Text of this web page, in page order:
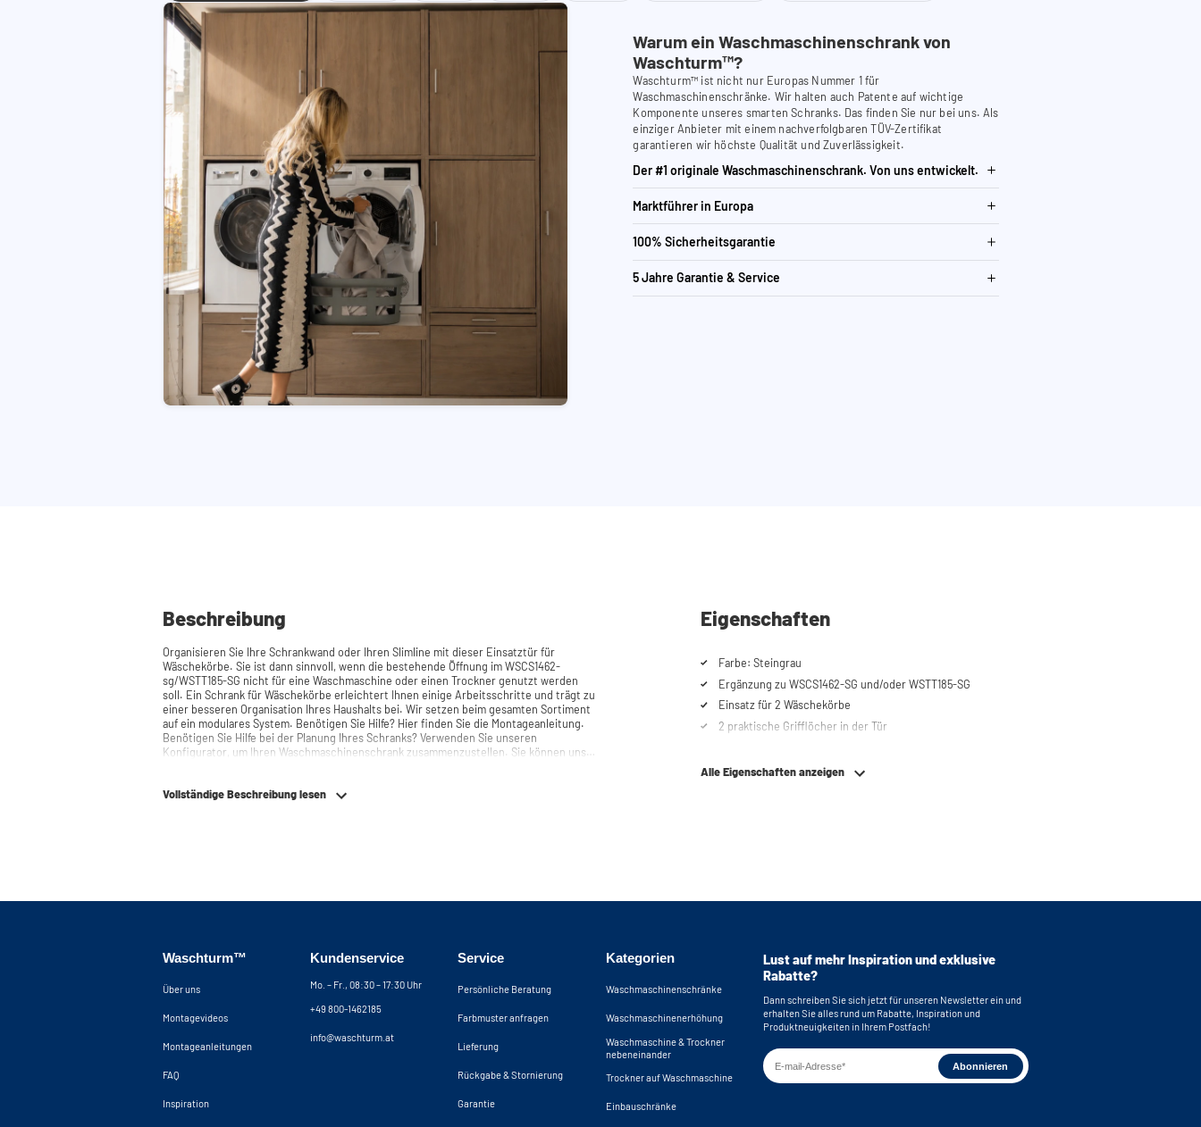
Warum ein Waschmaschinenschrank von
Waschturm™?
Waschturm™ ist nicht nur Europas Nummer 1 für
Waschmaschinenschränke. Wir halten auch Patente auf wichtige
Komponente unseres smarten Schranks. Das finden Sie nur bei uns. Als
einziger Anbieter mit einem nachverfolgbaren TÜV-Zertifikat
garantieren wir höchste Qualität und Zuverlässigkeit.
Der #1 originale Waschmaschinenschrank. Von uns entwickelt.
Marktführer in Europa
100% Sicherheitsgarantie
5 Jahre Garantie & Service
Beschreibung
Organisieren Sie Ihre Schrankwand oder Ihren Slimline mit dieser Einsatztür für
Wäschekörbe. Sie ist dann sinnvoll, wenn die bestehende Öffnung im WSCS1462-
sg/WSTT185-SG nicht für eine Waschmaschine oder einen Trockner genutzt werden
soll. Ein Schrank für Wäschekörbe erleichtert Ihnen einige Arbeitsschritte und trägt zu
einer besseren Organisation Ihres Haushalts bei. Wir setzen beim gesamten Sortiment
auf ein modulares System. Benötigen Sie Hilfe? Hier finden Sie die Montageanleitung.
Benötigen Sie Hilfe bei der Planung Ihres Schranks? Verwenden Sie unseren
Konfigurator, um Ihren Waschmaschinenschrank zusammenzustellen. Sie können uns
Vollständige Beschreibung lesen
Eigenschaften
Farbe: Steingrau
Ergänzung zu WSCS1462-SG und/oder WSTT185-SG
Einsatz für 2 Wäschekörbe
2 praktische Grifflöcher in der Tür
Alle Eigenschaften anzeigen
Waschturm™
Über uns
Montagevideos
Montageanleitungen
FAQ
Inspiration
Kundenservice
Mo. – Fr., 08:30 – 17:30 Uhr
+49 800-1462185
info@waschturm.at
Service
Persönliche Beratung
Farbmuster anfragen
Lieferung
Rückgabe & Stornierung
Garantie
Kategorien
Waschmaschinenschränke
Waschmaschinenerhöhung
Waschmaschine & Trockner
nebeneinander
Trockner auf Waschmaschine
Einbauschränke
Lust auf mehr Inspiration und exklusive
Rabatte?
Dann schreiben Sie sich jetzt für unseren Newsletter ein und
erhalten Sie alles rund um Rabatte, Inspiration und
Produktneuigkeiten in Ihrem Postfach!